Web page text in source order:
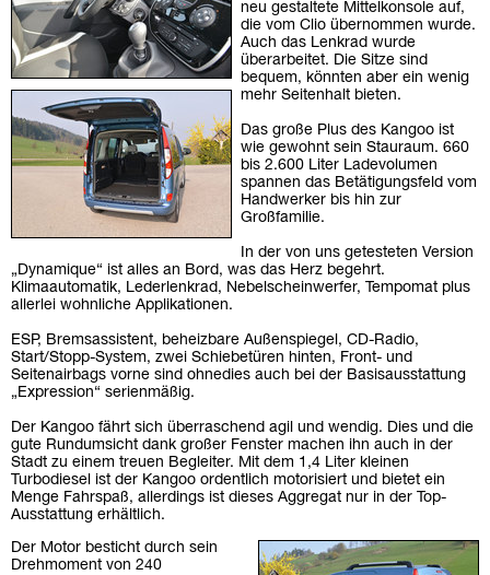
neu gestaltete Mittelkonsole auf,
die vom Clio übernommen wurde.
Auch das Lenkrad wurde
überarbeitet. Die Sitze sind
bequem, könnten aber ein wenig
mehr Seitenhalt bieten.
Das große Plus des Kangoo ist
wie gewohnt sein Stauraum. 660
bis 2.600 Liter Ladevolumen
spannen das Betätigungsfeld vom
Handwerker bis hin zur
Großfamilie.
In der von uns getesteten Version
„Dynamique“ ist alles an Bord, was das Herz begehrt.
Klimaautomatik, Lederlenkrad, Nebelscheinwerfer, Tempomat plus
allerlei wohnliche Applikationen.
ESP, Bremsassistent, beheizbare Außenspiegel, CD-Radio,
Start/Stopp-System, zwei Schiebetüren hinten, Front- und
Seitenairbags vorne sind ohnedies auch bei der Basisausstattung
„Expression“ serienmäßig.
Der Kangoo fährt sich überraschend agil und wendig. Dies und die
gute Rundumsicht dank großer Fenster machen ihn auch in der
Stadt zu einem treuen Begleiter. Mit dem 1,4 Liter kleinen
Turbodiesel ist der Kangoo ordentlich motorisiert und bietet ein
Menge Fahrspaß, allerdings ist dieses Aggregat nur in der Top-
Ausstattung erhältlich.
Der Motor besticht durch sein
Drehmoment von 240